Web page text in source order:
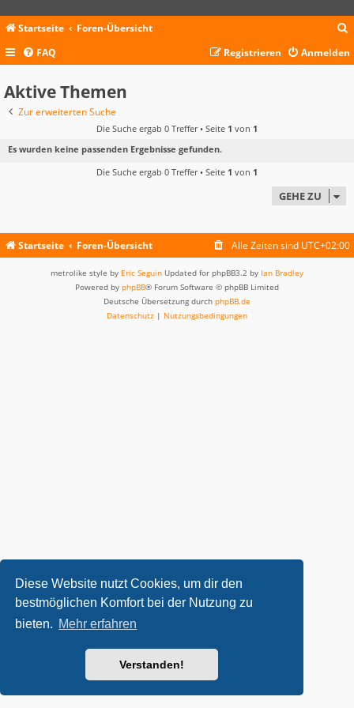
Diese Website nutzt Cookies, um dir den
bestmöglichen Komfort bei der Nutzung zu
bieten. Mehr erfahren
Verstanden!
Startseite Foren-Übersicht
c
FAQ Anmelden
Registrieren
Aktive Themen
Zur erweiterten Suche
Die Suche ergab 0 Treffer • Seite 1 von 1
Es wurden keine passenden Ergebnisse gefunden.
Die Suche ergab 0 Treffer • Seite 1 von 1
GEHE ZU
Startseite Foren-Übersicht Alle Zeiten sind UTC+02:00
metrolike style by Eric Seguin Updated for phpBB3.2 by Ian Bradley
Powered by phpBB® Forum Software © phpBB Limited
Deutsche Übersetzung durch phpBB.de
Datenschutz | Nutzungsbedingungen